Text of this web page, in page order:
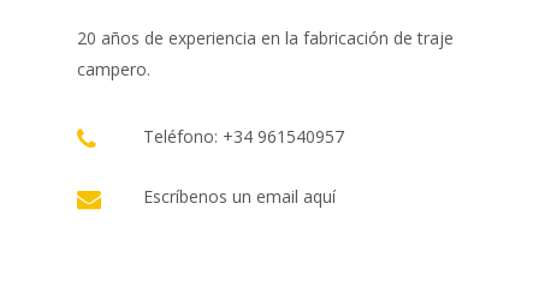
20 años de experiencia en la fabricación de traje
campero.
Teléfono: +34 961540957
Escríbenos un email aquí